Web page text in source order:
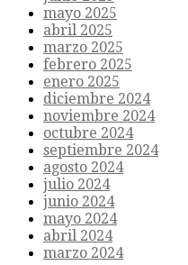
mayo 2025
abril 2025
marzo 2025
febrero 2025
enero 2025
diciembre 2024
noviembre 2024
octubre 2024
septiembre 2024
agosto 2024
julio 2024
junio 2024
mayo 2024
abril 2024
marzo 2024